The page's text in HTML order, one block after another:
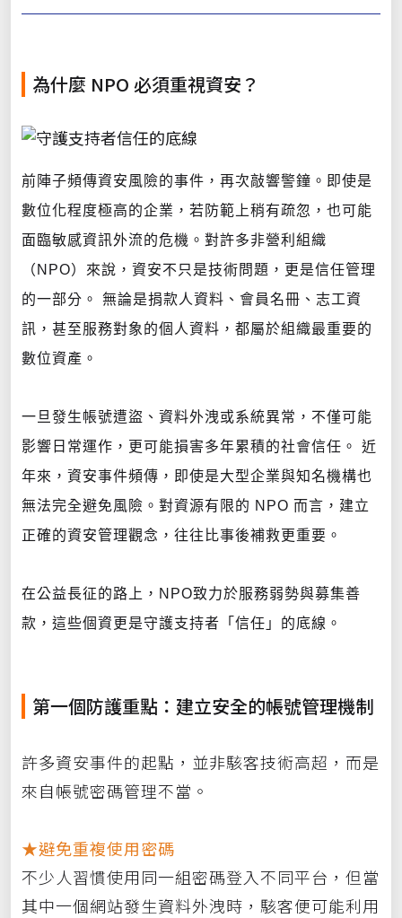
為什麼 NPO 必須重視資安？
前陣子頻傳資安風險的事件，再次敲響警鐘。即使是
數位化程度極高的企業，若防範上稍有疏忽，也可能
面臨敏感資訊外流的危機。對許多非營利組織
（NPO）來說，資安不只是技術問題，更是信任管理
的一部分。 無論是捐款人資料、會員名冊、志工資
訊，甚至服務對象的個人資料，都屬於組織最重要的
數位資產。
一旦發生帳號遭盜、資料外洩或系統異常，不僅可能
影響日常運作，更可能損害多年累積的社會信任。 近
年來，資安事件頻傳，即使是大型企業與知名機構也
無法完全避免風險。對資源有限的 NPO 而言，建立
正確的資安管理觀念，往往比事後補救更重要。
在公益長征的路上，NPO致力於服務弱勢與募集善
款，這些個資更是守護支持者「信任」的底線。
第一個防護重點：建立安全的帳號管理機制
許多資安事件的起點，並非駭客技術高超，而是
來自帳號密碼管理不當。
★避免重複使用密碼
不少人習慣使用同一組密碼登入不同平台，但當
其中一個網站發生資料外洩時，駭客便可能利用